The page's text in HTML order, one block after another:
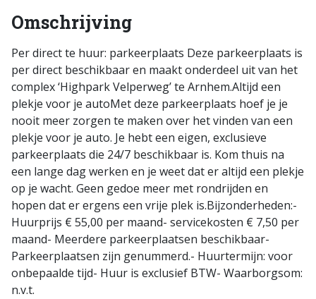
Omschrijving
Per direct te huur: parkeerplaats Deze parkeerplaats is
per direct beschikbaar en maakt onderdeel uit van het
complex ‘Highpark Velperweg’ te Arnhem.Altijd een
plekje voor je autoMet deze parkeerplaats hoef je je
nooit meer zorgen te maken over het vinden van een
plekje voor je auto. Je hebt een eigen, exclusieve
parkeerplaats die 24/7 beschikbaar is. Kom thuis na
een lange dag werken en je weet dat er altijd een plekje
op je wacht. Geen gedoe meer met rondrijden en
hopen dat er ergens een vrije plek is.Bijzonderheden:-
Huurprijs € 55,00 per maand- servicekosten € 7,50 per
maand- Meerdere parkeerplaatsen beschikbaar-
Parkeerplaatsen zijn genummerd.- Huurtermijn: voor
onbepaalde tijd- Huur is exclusief BTW- Waarborgsom:
n.v.t.